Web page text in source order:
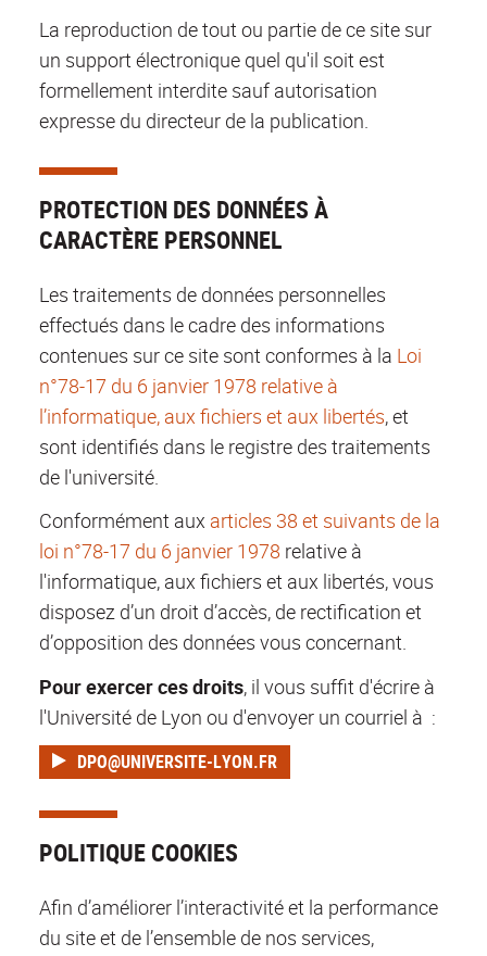
La reproduction de tout ou partie de ce site sur
un support électronique quel qu'il soit est
formellement interdite sauf autorisation
expresse du directeur de la publication.
PROTECTION DES DONNÉES À
CARACTÈRE PERSONNEL
Les traitements de données personnelles
effectués dans le cadre des informations
contenues sur ce site sont conformes à la Loi
n°78-17 du 6 janvier 1978 relative à
l’informatique, aux fichiers et aux libertés, et
sont identifiés dans le registre des traitements
de l'université.
Conformément aux articles 38 et suivants de la
loi n°78-17 du 6 janvier 1978 relative à
l'informatique, aux fichiers et aux libertés, vous
disposez d’un droit d’accès, de rectification et
d’opposition des données vous concernant.
Pour exercer ces droits, il vous suffit d'écrire à
l'Université de Lyon ou d'envoyer un courriel à :
DPO@UNIVERSITE-LYON.FR
POLITIQUE COOKIES
Afin d’améliorer l’interactivité et la performance
du site et de l’ensemble de nos services,